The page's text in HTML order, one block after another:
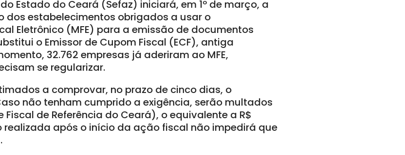
Estado do Ceará (Sefaz) iniciará, em 1º de março, a
dos estabelecimentos obrigados a usar o
Eletrônico (MFE) para a emissão de documentos
o Emissor de Cupom Fiscal (ECF), antiga
32.762 empresas já aderiram ao MFE,
se regularizar.
a comprovar, no prazo de cinco dias, o
não tenham cumprido a exigência, serão multados
Fiscal de Referência do Ceará), o equivalente a R$
realizada após o início da ação fiscal não impedirá que